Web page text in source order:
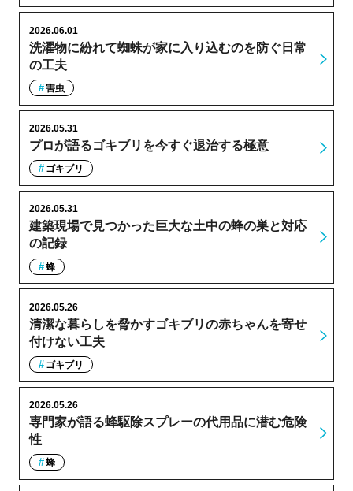
洗濯物に紛れて蜘蛛が家に入り込むのを防ぐ日常
の工夫
2026.06.01
害虫
プロが語るゴキブリを今すぐ退治する極意
2026.05.31
ゴキブリ
建築現場で見つかった巨大な土中の蜂の巣と対応
の記録
2026.05.31
蜂
清潔な暮らしを脅かすゴキブリの赤ちゃんを寄せ
付けない工夫
2026.05.26
ゴキブリ
専門家が語る蜂駆除スプレーの代用品に潜む危険
性
2026.05.26
蜂